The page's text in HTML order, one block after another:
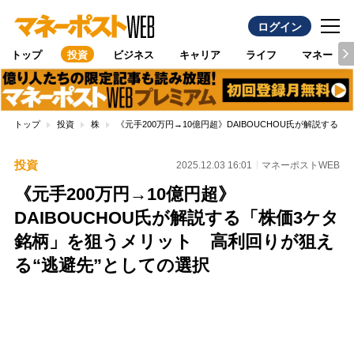
ログイン
トップ 投資 ビジネス キャリア ライフ マネー
トップ 投資 株 《元手200万円→10億円超》DAIBOUCHOU氏が解説する
投資 2025.12.03 16:01 マネーポストWEB
《元手200万円→10億円超》
DAIBOUCHOU氏が解説する「株価3ケタ
銘柄」を狙うメリット 高利回りが狙え
る“逃避先”としての選択